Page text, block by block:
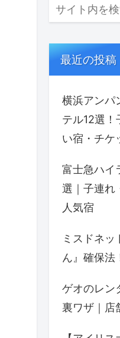
最近の投稿
横浜アンパ
テル12選！
い宿・チケ
富士急ハイ
選｜子連れ
人気宿
ミスドネッ
ん』確保法
ゲオのレン
裏ワザ｜店